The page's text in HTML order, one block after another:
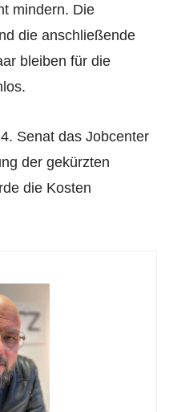
mindern. Die
die anschließende
bleiben für die
Senat das Jobcenter
der gekürzten
die Kosten